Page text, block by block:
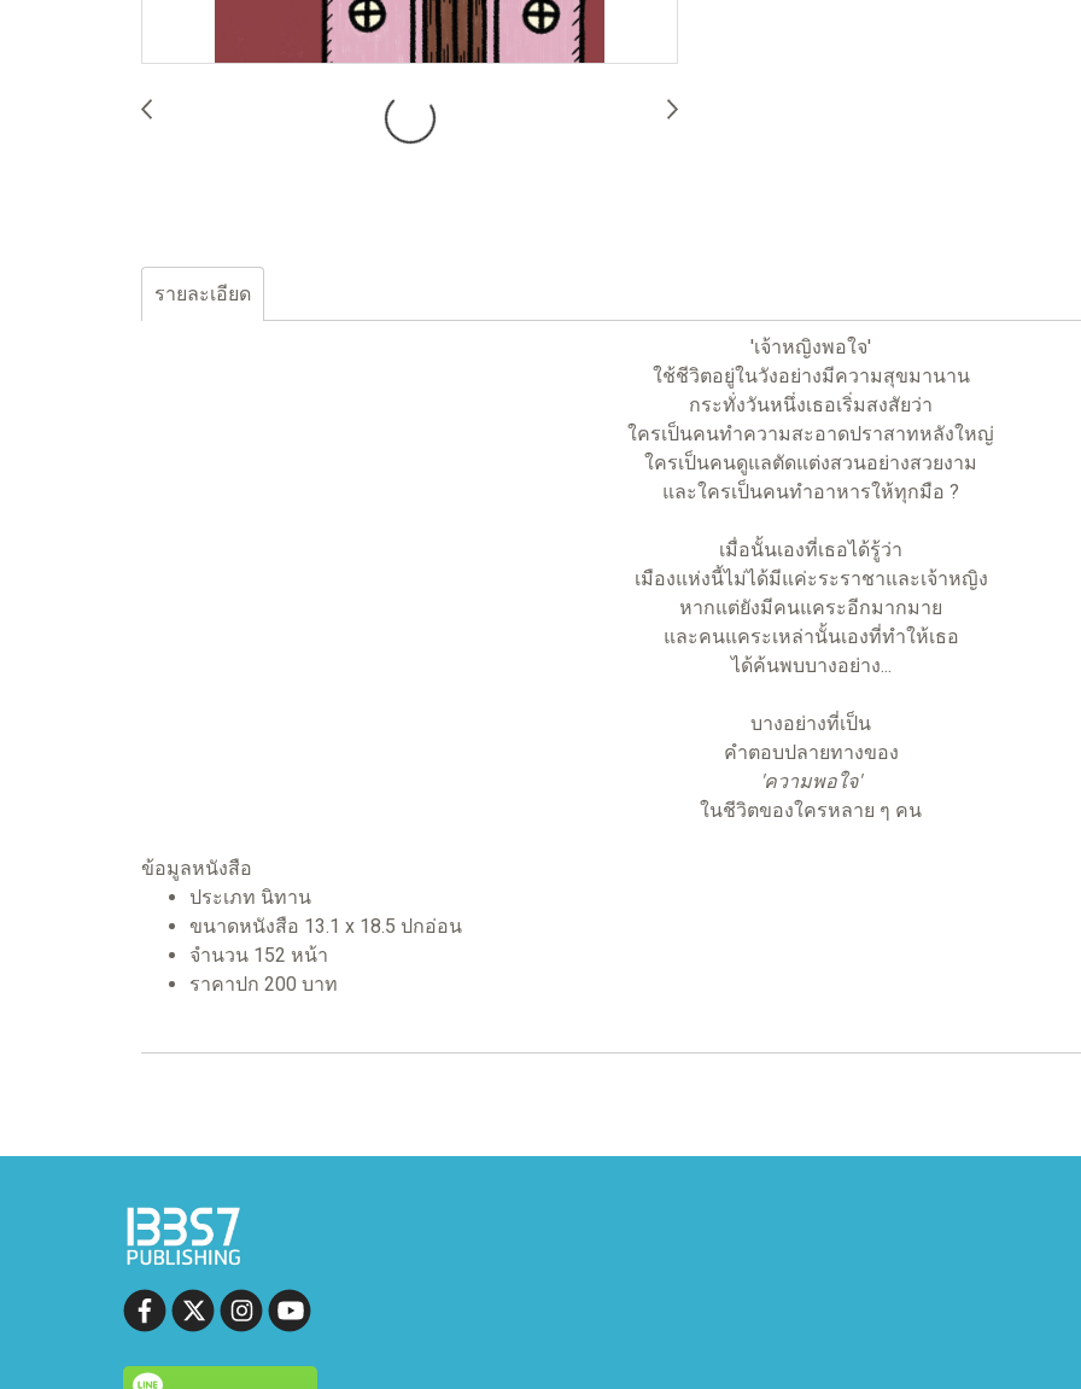
รายละเอียด
'เจ้าหญิงพอใจ'
ใช้ชีวิตอยู่ในวังอย่างมีความสุขมานาน
กระทั่งวันหนึ่งเธอเริ่มสงสัยว่า
ใครเป็นคนทำความสะอาดปราสาทหลังใหญ่
ใครเป็นคนดูแลตัดแต่งสวนอย่างสวยงาม
และใครเป็นคนทำอาหารให้ทุกมือ ?
เมื่อนั้นเองที่เธอได้รู้ว่า
เมืองแห่งนี้ไม่ได้มีแค่ะระราชาและเจ้าหญิง
หากแต่ยังมีคนแคระอีกมากมาย
และคนแคระเหล่านั้นเองที่ทำให้เธอ
ได้ค้นพบบางอย่าง...
บางอย่างที่เป็น
คำตอบปลายทางของ
'ความพอใจ'
ในชีวิตของใครหลาย ๆ คน
ข้อมูลหนังสือ
ประเภท นิทาน
ขนาดหนังสือ 13.1 x 18.5 ปกอ่อน
จำนวน 152 หน้า
ราคาปก 200 บาท